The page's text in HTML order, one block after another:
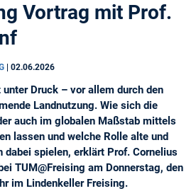
Vortrag mit Prof.
02.06.2026
Druck – vor allem durch den
Landnutzung. Wie sich die
auch im globalen Maßstab mittels
lassen und welche Rolle alte und
dabei spielen, erklärt Prof. Cornelius
TUM@Freising am Donnerstag, den
im Lindenkeller Freising.